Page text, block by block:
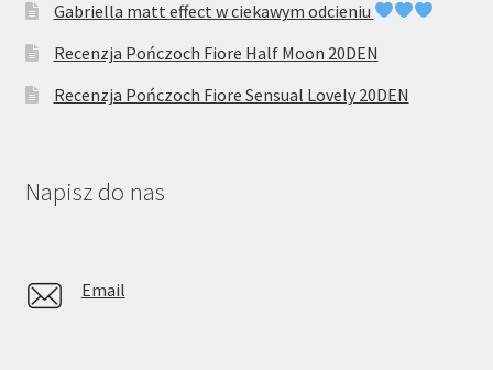
Gabriella matt effect w ciekawym odcieniu
Recenzja Pończoch Fiore Half Moon 20DEN
Recenzja Pończoch Fiore Sensual Lovely 20DEN
Napisz do nas
Email